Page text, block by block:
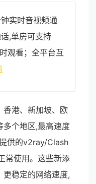
实时音视频通
,单房可支持
观看；全平台互
香港、新加坡、欧
多个地区,最高速度
供的v2ray/Clash
常使用。这些新添
稳定的网络速度,